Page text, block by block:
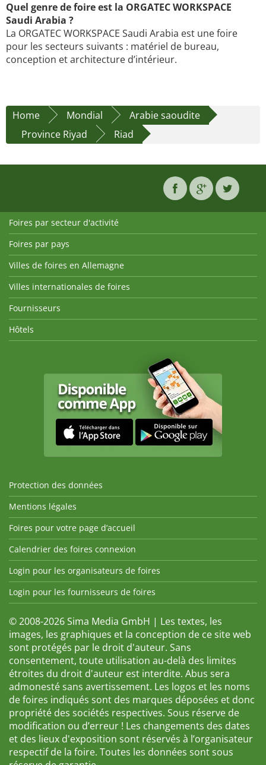
Quel genre de foire est la ORGATEC WORKSPACE
Saudi Arabia ?
La ORGATEC WORKSPACE Saudi Arabia est une foire
pour les secteurs suivants : matériel de bureau,
conception et architecture d’intérieur.
Home Mondial
Arabie saoudite
Province Riyad
Riad
Foires par secteur d'activité
Foires par pays
Villes de foires en Allemagne
Villes internationales de foires
Fournisseurs
Hôtels
Protection des données
Mentions légales
Foires pour votre page d’accueil
Calendrier des foires connexion
Login pour les organisateurs de foires
Login pour les fournisseurs de foires
© 2008-2026 Sima Media GmbH | Les textes, les
images, les graphiques et la conception de ce site web
sont protégés par le droit d'auteur. Sans
consentement, toute utilisation au-delà des limites
étroites du droit d'auteur est interdite. Abus sera
admonesté sans avertissement. Les logos et les noms
de foires indiqués sont des marques déposées et donc
propriété des sociétés respectives. Sous réserve de
modification ou d’erreur ! Les changements des dates
et des lieux d'exposition sont réservés à l’organisateur
respectif de la foire. Toutes les données sont sous